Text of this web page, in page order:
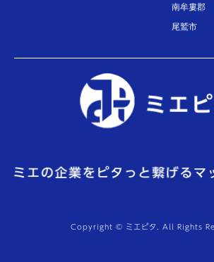
南牟婁郡
尾鷲市
Copyright © ミエピタ. All Rights